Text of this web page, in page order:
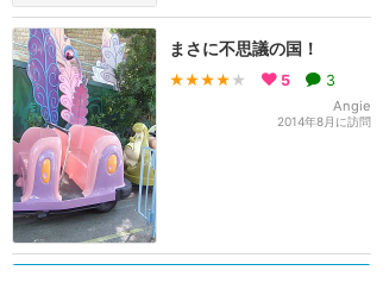
まさに不思議の国！
★★★★ ★ 5 3
Angie
2014年8月に訪問